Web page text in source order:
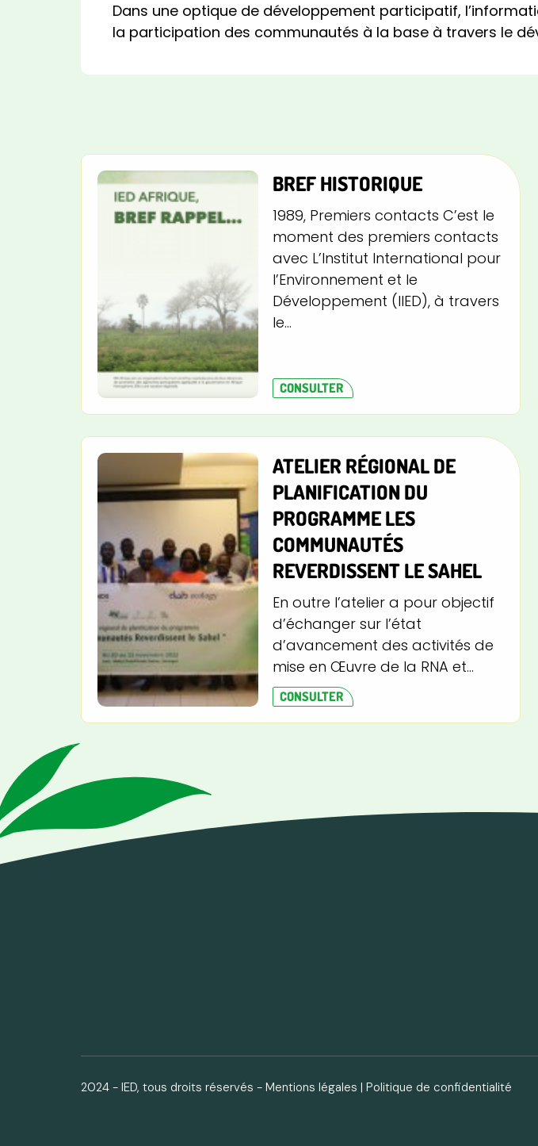
Dans une optique de développement participatif,
la participation des communautés à la base à travers le
BREF HISTORIQUE
1989, Premiers contacts C’est le
moment des premiers contacts
avec L’Institut International pour
l’Environnement et le
Développement (IIED), à travers
le...
CONSULTER
ATELIER RÉGIONAL DE
PLANIFICATION DU
PROGRAMME LES
COMMUNAUTÉS
REVERDISSENT LE SAHEL
En outre l’atelier a pour objectif
d’échanger sur l’état
d’avancement des activités de
mise en Œuvre de la RNA et...
CONSULTER
2024 - IED, tous droits réservés - Mentions légales | Politique de confidentialité